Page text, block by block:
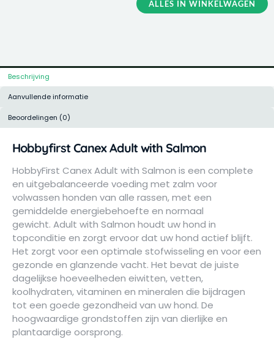
ALLES IN WINKELWAGEN
Beschrijving
Aanvullende informatie
Beoordelingen (0)
Hobbyfirst Canex Adult with Salmon
HobbyFirst Canex Adult with Salmon is een complete
en uitgebalanceerde voeding met zalm voor
volwassen honden van alle rassen, met een
gemiddelde energiebehoefte en normaal
gewicht. Adult with Salmon houdt uw hond in
topconditie en zorgt ervoor dat uw hond actief blijft.
Het zorgt voor een optimale stofwisseling en voor een
gezonde en glanzende vacht. Het bevat de juiste
dagelijkse hoeveelheden eiwitten, vetten,
koolhydraten, vitaminen en mineralen die bijdragen
tot een goede gezondheid van uw hond. De
hoogwaardige grondstoffen zijn van dierlijke en
plantaardige oorsprong.